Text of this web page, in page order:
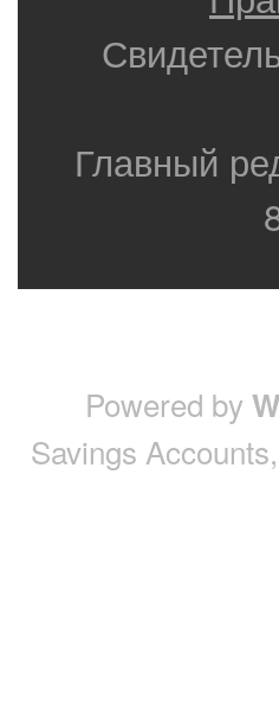
Главный
Powered by
Savings Accounts,